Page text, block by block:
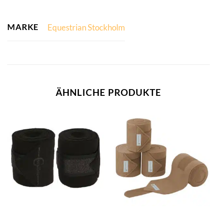
MARKE Equestrian Stockholm
ÄHNLICHE PRODUKTE